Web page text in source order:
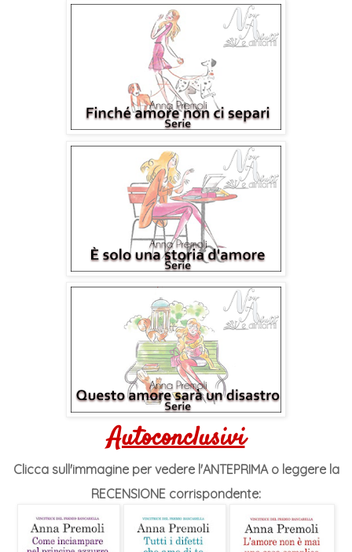
Autoconclusivi
Clicca sull'immagine per vedere l'ANTEPRIMA o leggere la
RECENSIONE corrispondente: